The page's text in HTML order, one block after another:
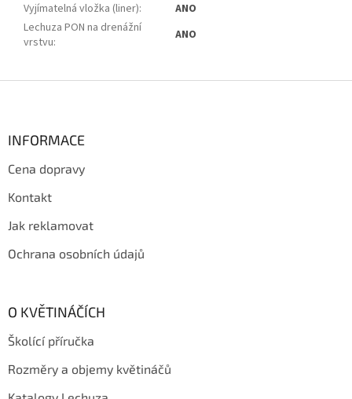
Vyjímatelná vložka (liner):
ANO
Lechuza PON na drenážní
vrstvu: ANO
INFORMACE
Cena dopravy
Kontakt
Jak reklamovat
Ochrana osobních údajů
O KVĚTINÁČÍCH
Školící příručka
Rozměry a objemy květináčů